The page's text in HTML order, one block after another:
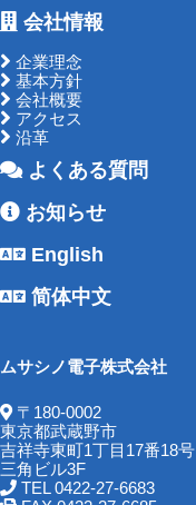
会社情報
企業理念
基本方針
会社概要
アクセス
沿革
よくある質問
お知らせ
English
简体中文
ムサシノ電子株式会社
〒180-0002
東京都武蔵野市
吉祥寺東町1丁目17番18号
三角ビル3F
TEL 0422-27-6683